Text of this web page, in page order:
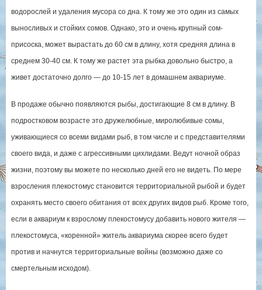
водорослей и удаления мусора со дна. К тому же это один из самых
выносливых и стойких сомов. Однако, это и очень крупный сом-
присоска, может вырастать до 60 см в длину, хотя средняя длина в
среднем 30-40 см. К тому же растет эта рыбка довольно быстро, а
живет достаточно долго — до 10-15 лет в домашнем аквариуме.
В продаже обычно появляются рыбы, достигающие 8 см в длину. В
подростковом возрасте это дружелюбные, миролюбивые сомы,
уживающиеся со всеми видами рыб, в том числе и с представителями
своего вида, и даже с агрессивными цихлидами. Ведут ночной образ
жизни, поэтому вы можете по несколько дней его не видеть. По мере
взросления плекостомус становится территориальной рыбой и будет
охранять место своего обитания от всех других видов рыб. Кроме того,
если в аквариум к взрослому плекостомусу добавить нового жителя —
плекостомуса, «коренной» житель аквариума скорее всего будет
против и начнутся территориальные войны (возможно даже со
смертельным исходом).